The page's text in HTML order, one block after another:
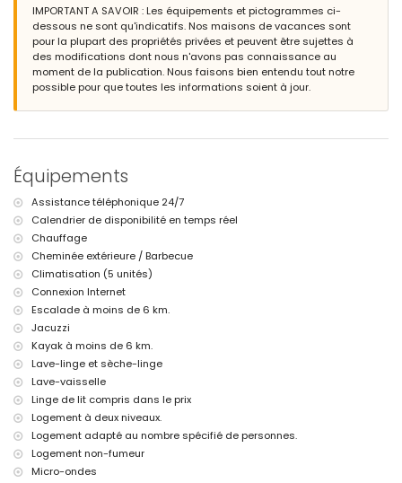
ville la plus proche : Jávea (à moins de 5 kilomètres de la villa)
rive ou bord le plus proche : Méditerranée, Jávea (à moins de 7
kilomètres de la villa)
plage la plus proche : Marineta Casiana (à moins de 7 kilomètres de
la villa)
port le plus proche : Port de Denia (à moins de 7 kilomètres de la villa)
de la villa)
fumer n'est pas autorisé
les animaux de compagnie ne sont pas autorisés
L'hébergement est très adapté pour les familles avec enfants
Installations et services inclus dans le prix de location de la villa
internet (WiFi)
fer et planche à repasser
linge de lit et serviettes
chauffage central et climatisation
Installations et services à supplément
service de transfert aéroport
service de chef cuisinier
jacuzzi extérieur
lit supplémentaire et lit/berceau pour enfants (sur demande)
Divertissements et activités de loisirs pour vos vacances à Denia,
Costa Blanca
promenade (Paseo Saladar) (à moins de 5 kilomètres de la maison)
IMPORTANT A SAVOIR : Les équipements et pictogrammes ci-
dessous ne sont qu'indicatifs. Nos maisons de vacances sont
pour la plupart des propriétés privées et peuvent être sujettes à
des modifications dont nous n'avons pas connaissance au
moment de la publication. Nous faisons bien entendu tout notre
possible pour que toutes les informations soient à jour.
Équipements
Assistance téléphonique 24/7
Calendrier de disponibilité en temps réel
Chauffage
Cheminée extérieure / Barbecue
Climatisation (5 unités)
Connexion Internet
Escalade à moins de 6 km.
Jacuzzi
Kayak à moins de 6 km.
Lave-linge et sèche-linge
Lave-vaisselle
Linge de lit compris dans le prix
Logement à deux niveaux.
Logement adapté au nombre spécifié de personnes.
Logement non-fumeur
Micro-ondes